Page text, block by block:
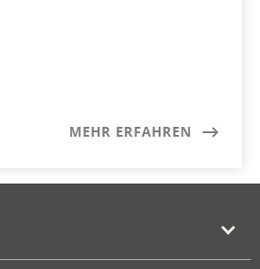
MEHR ERFAHREN